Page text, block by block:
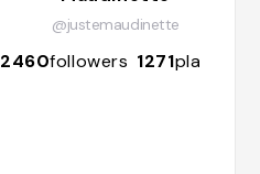
@justemaudinette
2460followers 1271places